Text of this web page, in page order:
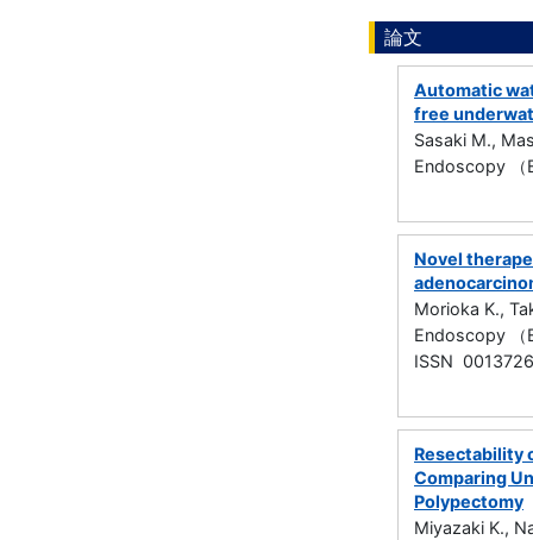
論文
Automatic
free
Sasaki M.,
Endoscopy
Novel
Morioka K.,
Endoscopy
ISSN
Resectability
Comparing
Polypectomy
Miyazaki K.,